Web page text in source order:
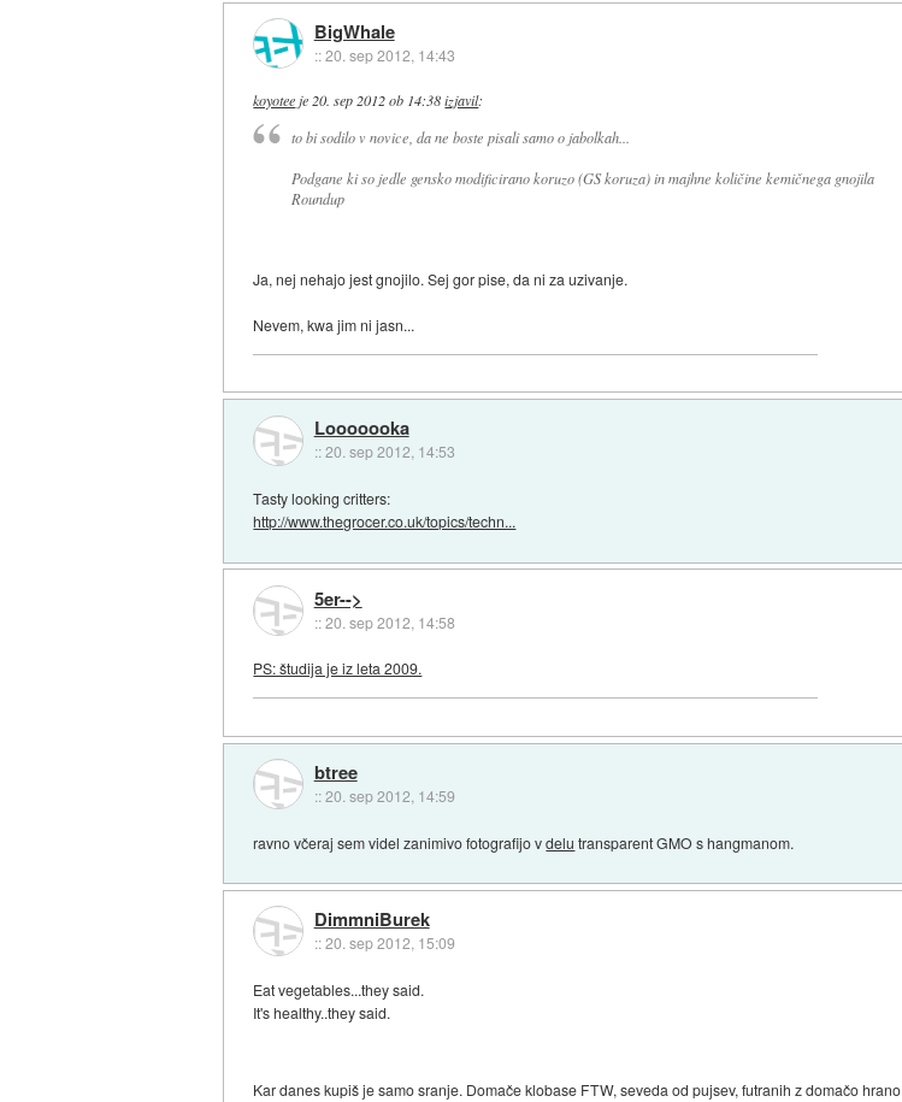
BigWhale
::20. sep 2012, 14:43
koyoteeje20. sep 2012 ob 14:38 izjavil:
to bi sodilo v novice, da ne boste pisali samo o jabolkah...
Podgane ki so jedle gensko modificirano koruzo (GS koruza) in majhne količine kemičnega gnojila
Roundup
Ja, nej nehajo jest gnojilo. Sej gor pise, da ni za uzivanje.
Nevem, kwa jim ni jasn...
Looooooka
::20. sep 2012, 14:53
Tasty looking critters:
http://www.thegrocer.co.uk/topics/techn...
5er-->
::20. sep 2012, 14:58
PS: študija je iz leta 2009.
btree
::20. sep 2012, 14:59
ravno včeraj sem videl zanimivo fotografijo vdelu transparent GMO s hangmanom.
DimmniBurek
::20. sep 2012, 15:09
Eat vegetables...they said.
It's healthy..they said.
Kar danes kupiš je samo sranje. Domače klobase FTW, seveda od pujsev, futranih z domačo hrano